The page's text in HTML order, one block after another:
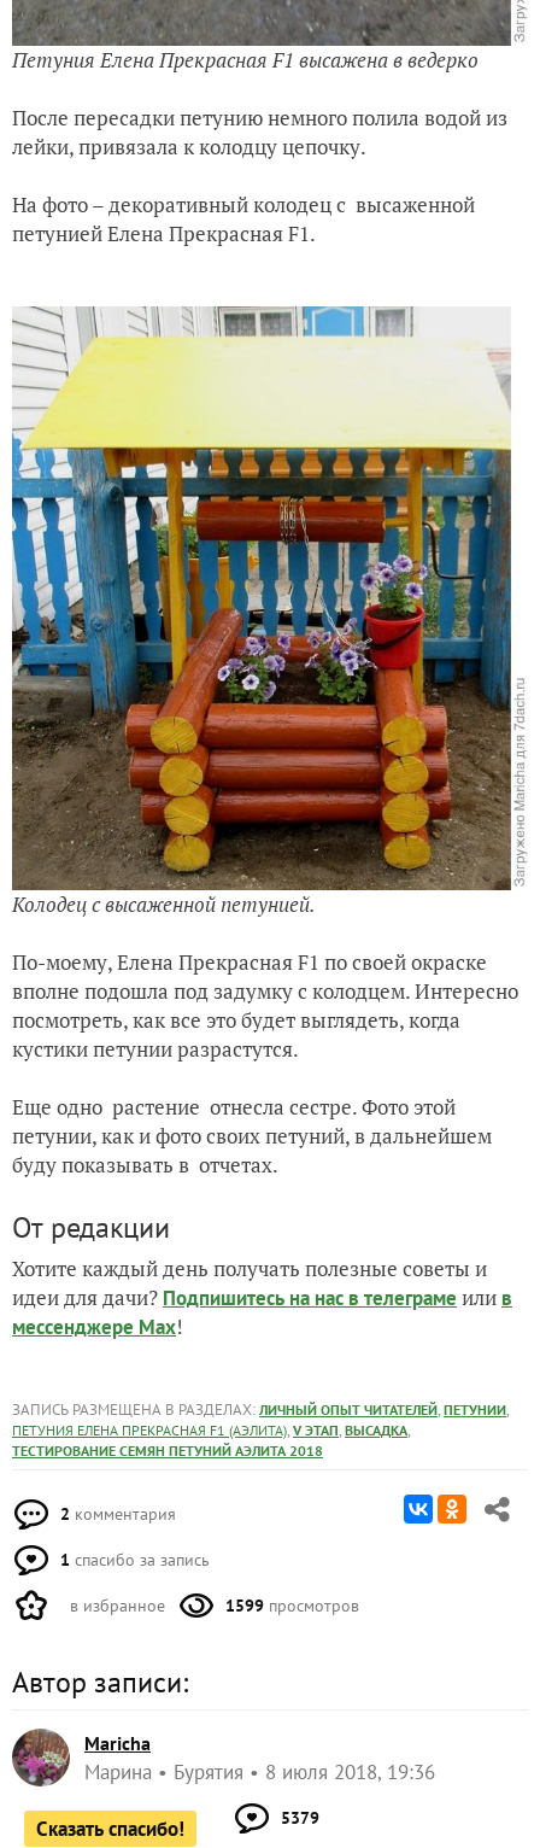
Петуния Елена Прекрасная F1 высажена в ведерко
После пересадки петунию немного полила водой из
лейки, привязала к колодцу цепочку.
На фото – декоративный колодец с высаженной
петунией Елена Прекрасная F1.
Колодец с высаженной петунией.
По-моему, Елена Прекрасная F1 по своей окраске
вполне подошла под задумку с колодцем. Интересно
посмотреть, как все это будет выглядеть, когда
кустики петунии разрастутся.
Еще одно растение отнесла сестре. Фото этой
петунии, как и фото своих петуний, в дальнейшем
буду показывать в отчетах.
От редакции
Хотите каждый день получать полезные советы и
идеи для дачи? Подпишитесь на нас в телеграме или в
мессенджере Max!
ЗАПИСЬ РАЗМЕЩЕНА В РАЗДЕЛАХ: ЛИЧНЫЙ ОПЫТ ЧИТАТЕЛЕЙ, ПЕТУНИИ,
ПЕТУНИЯ ЕЛЕНА ПРЕКРАСНАЯ F1 (АЭЛИТА), V ЭТАП, ВЫСАДКА,
ТЕСТИРОВАНИЕ СЕМЯН ПЕТУНИЙ АЭЛИТА 2018
2 комментария
1 спасибо за запись
в избранное 1599 просмотров
Автор записи:
Maricha
Марина Бурятия 8 июля 2018, 19:36
Сказать спасибо! 5379